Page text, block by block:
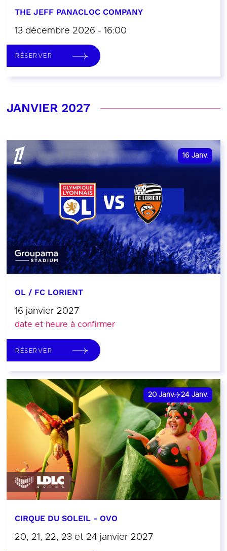
THE JEFF PANACLOC COMPANY
13 décembre 2026 - 16:00
RÉSERVER
JANVIER 2027
16 Janv.
OL / FC LORIENT
16 janvier 2027
date et heure à confirmer
RÉSERVER
20 Janv. 24 Janv.
CIRQUE DU SOLEIL - OVO
20, 21, 22, 23 et 24 janvier 2027